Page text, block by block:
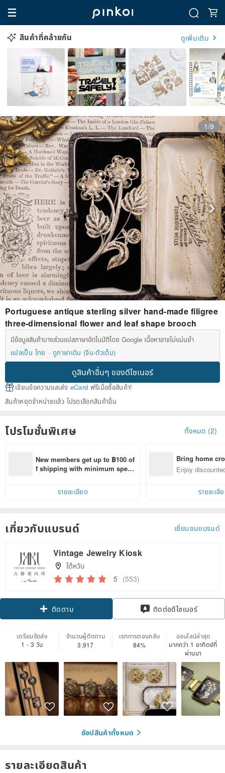
สินค้าที่คล้ายกัน ดูเพิ่มเติม
1/9
Portuguese antique sterling silver hand-made filigree
three-dimensional flower and leaf shape brooch
มีข้อมูลสินค้าบางส่วนแปลภาษาอัตโนมัติโดย Google เนื้อหาอาจไม่แม่นยำ
แปลเป็น ไทย
ดูภาษาเดิม (จีน-ตัวเต็ม)
ดูสินค้าอื่นๆ ของดีไซเนอร์
เขียนข้อความและส่ง eCard ฟรีเมื่อซื้อสินค้า!
สินค้าหยุดจำหน่ายแล้ว โปรดเลือกสินค้าอื่น
โปรโมชั่นพิเศษ ทั้งหมด (2)
New members get up to ฿100 of
f shipping with minimum spen
within 7 days!
รายละเอียด
Bring home
n with ease
Enjoy
รายละเอี
เกี่ยวกับแบรนด์ เยี่ยมชมแบรนด์
Vintage Jewelry Kiosk
ไต้หวัน
5 (553)
ติดตาม ติดต่อดีไซเนอร์
เตรียมจัดส่ง
1 - 3 วัน
จำนวนผู้ติดตาม
3,917
เรทการตอบกลับ
84%
ออนไลน์ล่าสุด
มากกว่า 1 อาทิตย์ที่
ผ่านมา
ช้อปสินค้าทั้งหมด
รายละเอียดสินค้า